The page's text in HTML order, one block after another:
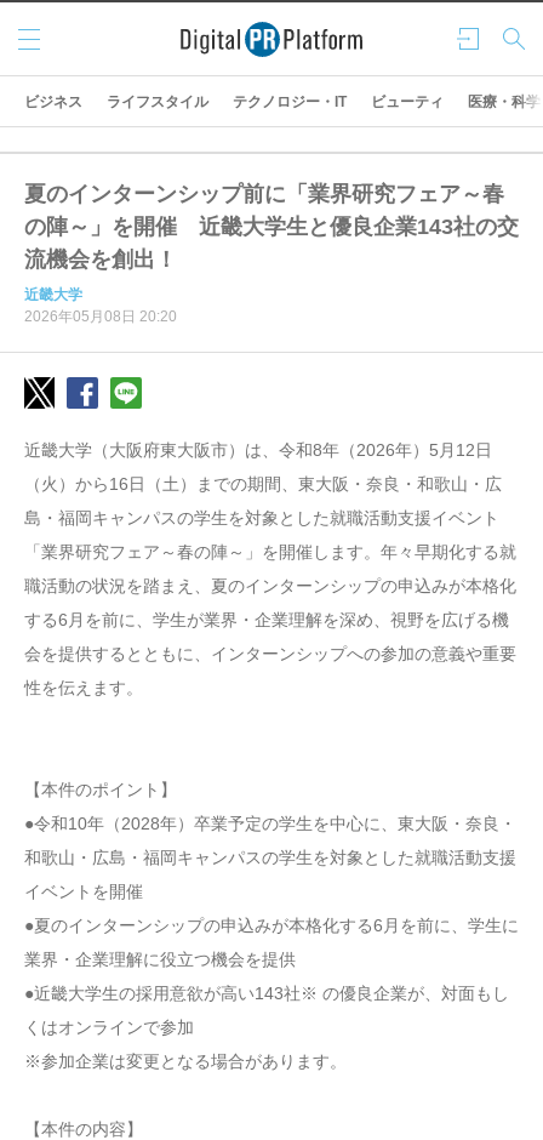
ログ
イン
検索
メニ
ュー
ビジネス ライフスタイル テクノロジー・IT ビューティ 医療・科学
夏のインターンシップ前に「業界研究フェア～春
の陣～」を開催 近畿大学生と優良企業143社の交
流機会を創出！
近畿大学
2026年05月08日 20:20
近畿大学（大阪府東大阪市）は、令和8年（2026年）5月12日
（火）から16日（土）までの期間、東大阪・奈良・和歌山・広
島・福岡キャンパスの学生を対象とした就職活動支援イベント
「業界研究フェア～春の陣～」を開催します。年々早期化する就
職活動の状況を踏まえ、夏のインターンシップの申込みが本格化
する6月を前に、学生が業界・企業理解を深め、視野を広げる機
会を提供するとともに、インターンシップへの参加の意義や重要
性を伝えます。
【本件のポイント】
●令和10年（2028年）卒業予定の学生を中心に、東大阪・奈良・
和歌山・広島・福岡キャンパスの学生を対象とした就職活動支援
イベントを開催
●夏のインターンシップの申込みが本格化する6月を前に、学生に
業界・企業理解に役立つ機会を提供
●近畿大学生の採用意欲が高い143社※ の優良企業が、対面もし
くはオンラインで参加
※参加企業は変更となる場合があります。
【本件の内容】